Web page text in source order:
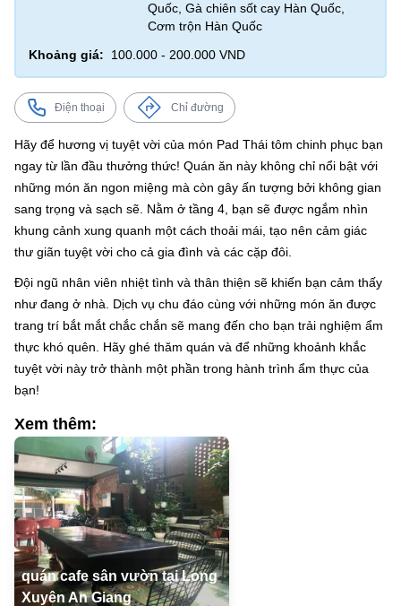
Quốc, Gà chiên sốt cay Hàn Quốc,
Cơm trộn Hàn Quốc
Khoảng giá:
100.000 - 200.000 VND
Điện thoại Chỉ đường
Hãy để hương vị tuyệt vời của món Pad Thái tôm chinh phục bạn
ngay từ lần đầu thưởng thức! Quán ăn này không chỉ nổi bật với
những món ăn ngon miệng mà còn gây ấn tượng bởi không gian
sang trọng và sạch sẽ. Nằm ở tầng 4, bạn sẽ được ngắm nhìn
khung cảnh xung quanh một cách thoải mái, tạo nên cảm giác
thư giãn tuyệt vời cho cả gia đình và các cặp đôi.
Đội ngũ nhân viên nhiệt tình và thân thiện sẽ khiến bạn cảm thấy
như đang ở nhà. Dịch vụ chu đáo cùng với những món ăn được
trang trí bắt mắt chắc chắn sẽ mang đến cho bạn trải nghiệm ẩm
thực khó quên. Hãy ghé thăm quán và để những khoảnh khắc
tuyệt vời này trở thành một phần trong hành trình ẩm thực của
bạn!
Xem thêm:
quán cafe sân vườn tại Long
Xuyên An Giang